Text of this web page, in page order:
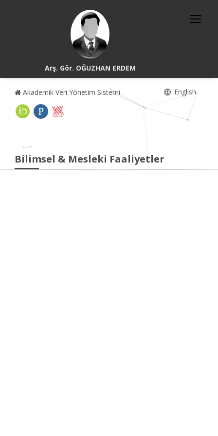
Arş. Gör. OĞUZHAN ERDEM
Akademik Veri Yönetim Sistemi English
Bilimsel & Mesleki Faaliyetler